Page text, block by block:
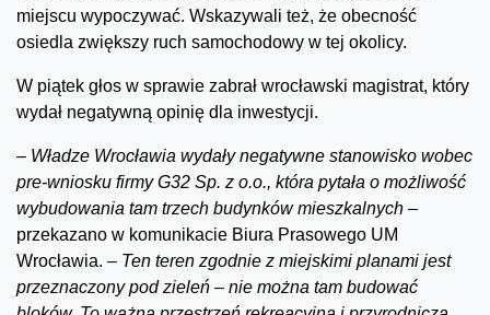
miejscu wypoczywać. Wskazywali też, że obecność
osiedla zwiększy ruch samochodowy w tej okolicy.
W piątek głos w sprawie zabrał wrocławski magistrat, który
wydał negatywną opinię dla inwestycji.
– Władze Wrocławia wydały negatywne stanowisko wobec
pre-wniosku firmy G32 Sp. z o.o., która pytała o możliwość
wybudowania tam trzech budynków mieszkalnych –
przekazano w komunikacie Biura Prasowego UM
Wrocławia. – Ten teren zgodnie z miejskimi planami jest
przeznaczony pod zieleń – nie można tam budować